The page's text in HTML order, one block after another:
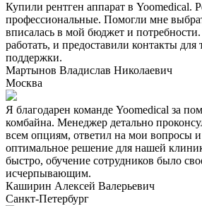
Купили рентген аппарат в Yoomedical.
профессиональные. Помогли мне
вписалась в мой бюджет и
работать, и предоставили контакты для
поддержки.
Мартынов Владислав Николаевич
Москва
Я благодарен команде Yoomedical за
комбайна. Менеджер детально
всем опциям, ответил на мои вопросы
оптимальное решение для нашей
быстро, обучение сотрудников было
исчерпывающим.
Каширин Алексей Валерьевич
Санкт-Петербург